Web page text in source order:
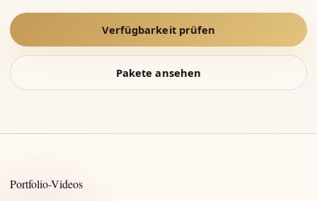
Verfügbarkeit prüfen
Pakete ansehen
Portfolio-Videos